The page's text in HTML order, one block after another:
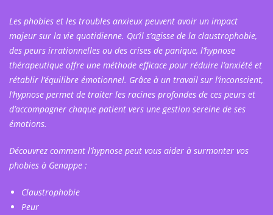
Les phobies et les troubles anxieux peuvent avoir un impact
majeur sur la vie quotidienne. Qu’il s’agisse de la claustrophobie,
des peurs irrationnelles ou des crises de panique, l’hypnose
thérapeutique offre une méthode efficace pour réduire l’anxiété et
rétablir l’équilibre émotionnel. Grâce à un travail sur l’inconscient,
l’hypnose permet de traiter les racines profondes de ces peurs et
d’accompagner chaque patient vers une gestion sereine de ses
émotions.
Découvrez comment l’hypnose peut vous aider à surmonter vos
phobies à Genappe :
Claustrophobie
Peur